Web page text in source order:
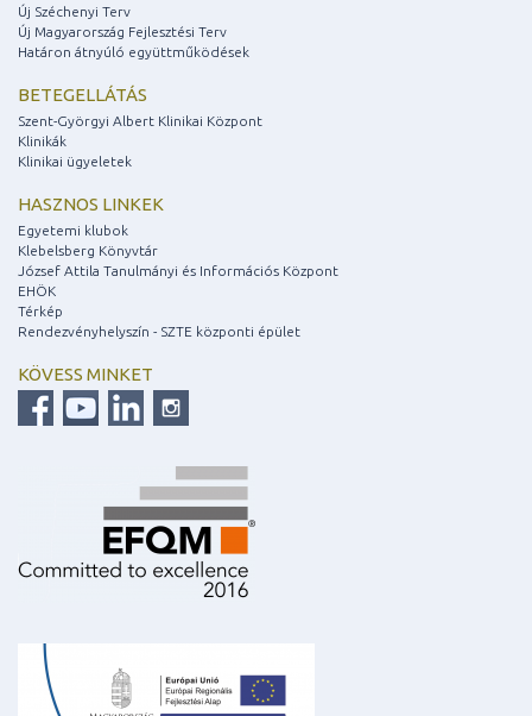
Új Széchenyi Terv
Új Magyarország Fejlesztési Terv
Határon átnyúló együttműködések
BETEGELLÁTÁS
Szent-Györgyi Albert Klinikai Központ
Klinikák
Klinikai ügyeletek
HASZNOS LINKEK
Egyetemi klubok
Klebelsberg Könyvtár
József Attila Tanulmányi és Információs Központ
EHÖK
Térkép
Rendezvényhelyszín - SZTE központi épület
KÖVESS MINKET